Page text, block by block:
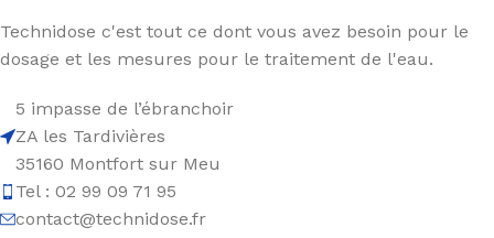
Technidose c'est tout ce dont vous avez besoin pour le
dosage et les mesures pour le traitement de l'eau.
5 impasse de l’ébranchoir
ZA les Tardivières
35160 Montfort sur Meu
Tel : 02 99 09 71 95
contact@technidose.fr